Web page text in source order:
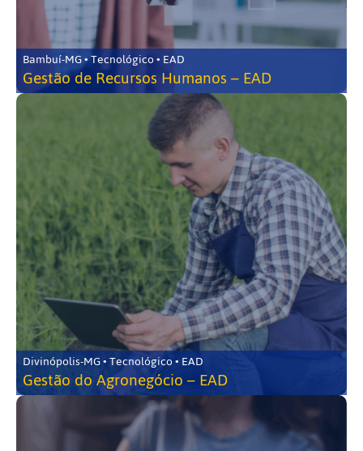
Bambuí-MG • Tecnológico • EAD
Gestão de Recursos Humanos – EAD
Divinópolis-MG • Tecnológico • EAD
Gestão do Agronegócio – EAD